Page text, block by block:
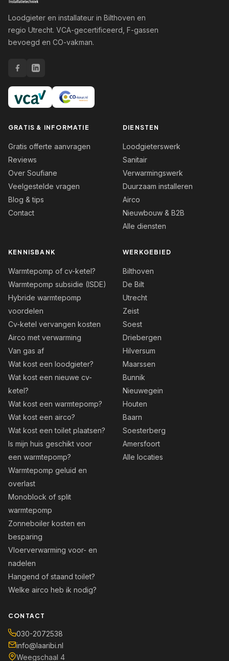
Loodgieter en installateur in Bilthoven en
regio Utrecht. VCA-gecertificeerd, F-gassen
bevoegd en CO-vakman.
GRATIS & INFORMATIE
Gratis offerte aanvragen
Reviews
Over Soufiane
Veelgestelde vragen
Blog & tips
Contact
DIENSTEN
Loodgieterswerk
Sanitair
Verwarmingswerk
Duurzaam installeren
Airco
Nieuwbouw & B2B
Alle diensten
KENNISBANK
Warmtepomp of cv-ketel?
Warmtepomp subsidie (ISDE)
Hybride warmtepomp
voordelen
Cv-ketel vervangen kosten
Airco met verwarming
Van gas af
Wat kost een loodgieter?
Wat kost een nieuwe cv-
ketel?
Wat kost een warmtepomp?
Wat kost een airco?
Wat kost een toilet plaatsen?
Is mijn huis geschikt voor
een warmtepomp?
Warmtepomp geluid en
overlast
Monoblock of split
warmtepomp
Zonneboiler kosten en
besparing
Vloerverwarming voor- en
nadelen
Hangend of staand toilet?
Welke airco heb ik nodig?
WERKGEBIED
Bilthoven
De Bilt
Utrecht
Zeist
Soest
Driebergen
Hilversum
Maarssen
Bunnik
Nieuwegein
Houten
Baarn
Soesterberg
Amersfoort
Alle locaties
CONTACT
030-2072538
info@laaribi.nl
Weegschaal 4